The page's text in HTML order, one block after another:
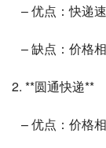
– 优点：快
– 缺点：价
2. **圆通快递**
– 优点：价